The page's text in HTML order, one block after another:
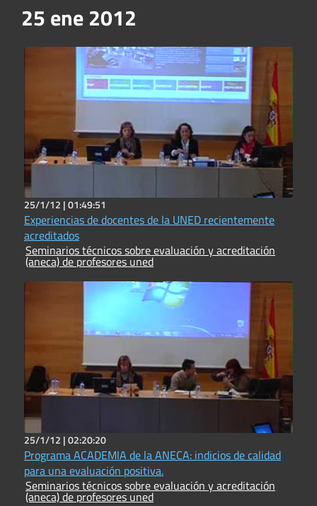
25 ene 2012
25/1/12 |01:49:51
Experiencias de docentes de la UNED recientemente
acreditados
Seminarios técnicos sobre evaluación y acreditación
(aneca) de profesores uned
25/1/12 |02:20:20
Programa ACADEMIA de la ANECA: indicios de calidad
para una evaluación positiva.
Seminarios técnicos sobre evaluación y acreditación
(aneca) de profesores uned